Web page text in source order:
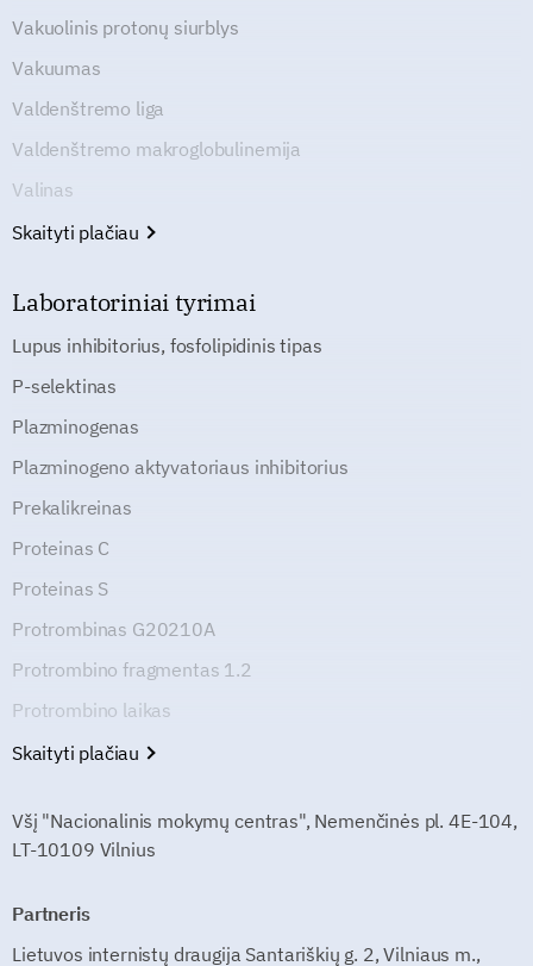
Vakuolinis protonų siurblys
Vakuumas
Valdenštremo liga
Valdenštremo makroglobulinemija
Valinas
Skaityti plačiau
Laboratoriniai tyrimai
Lupus inhibitorius, fosfolipidinis tipas
P-selektinas
Plazminogenas
Plazminogeno aktyvatoriaus inhibitorius
Prekalikreinas
Proteinas C
Proteinas S
Protrombinas G20210A
Protrombino fragmentas 1.2
Protrombino laikas
Skaityti plačiau
Všį "Nacionalinis mokymų centras", Nemenčinės pl. 4E-104,
LT-10109 Vilnius
Partneris
Lietuvos internistų draugija Santariškių g. 2, Vilniaus m.,